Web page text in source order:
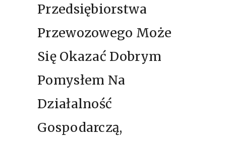
Przedsiębiorstwa
Przewozowego Może
Się Okazać Dobrym
Pomysłem Na
Działalność
Gospodarczą,